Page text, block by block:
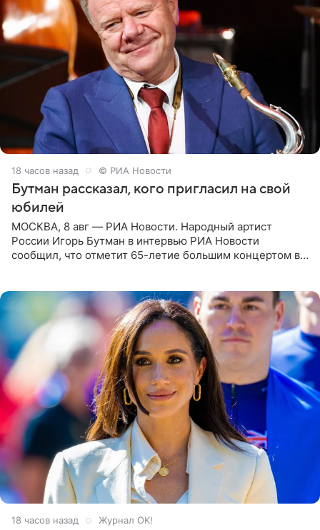
18 часов назад © РИА Новости
Бутман рассказал, кого пригласил на свой
юбилей
МОСКВА, 8 авг — РИА Новости. Народный артист
России Игорь Бутман в интервью РИА Новости
сообщил, что отметит 65-летие большим концертом в
18 часов назад Журнал OK!